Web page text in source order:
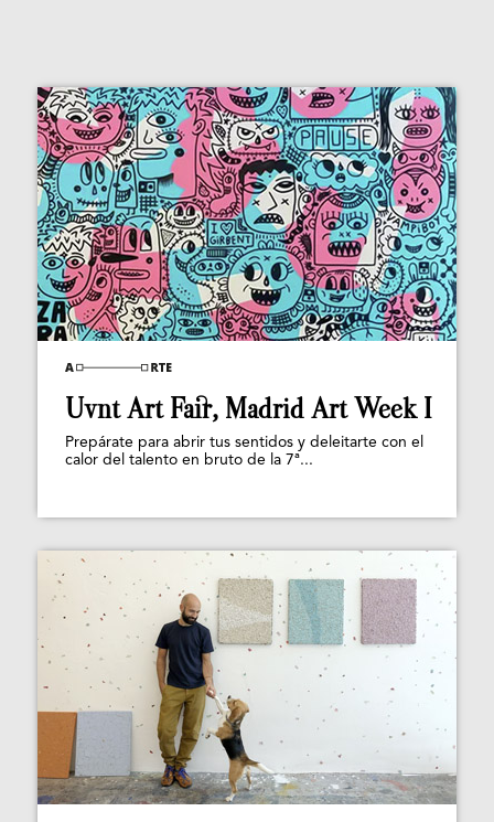
Uvnt Art Fair, Madrid Art Week I
Prepárate para abrir tus sentidos y deleitarte con el
calor del talento en bruto de la 7ª...